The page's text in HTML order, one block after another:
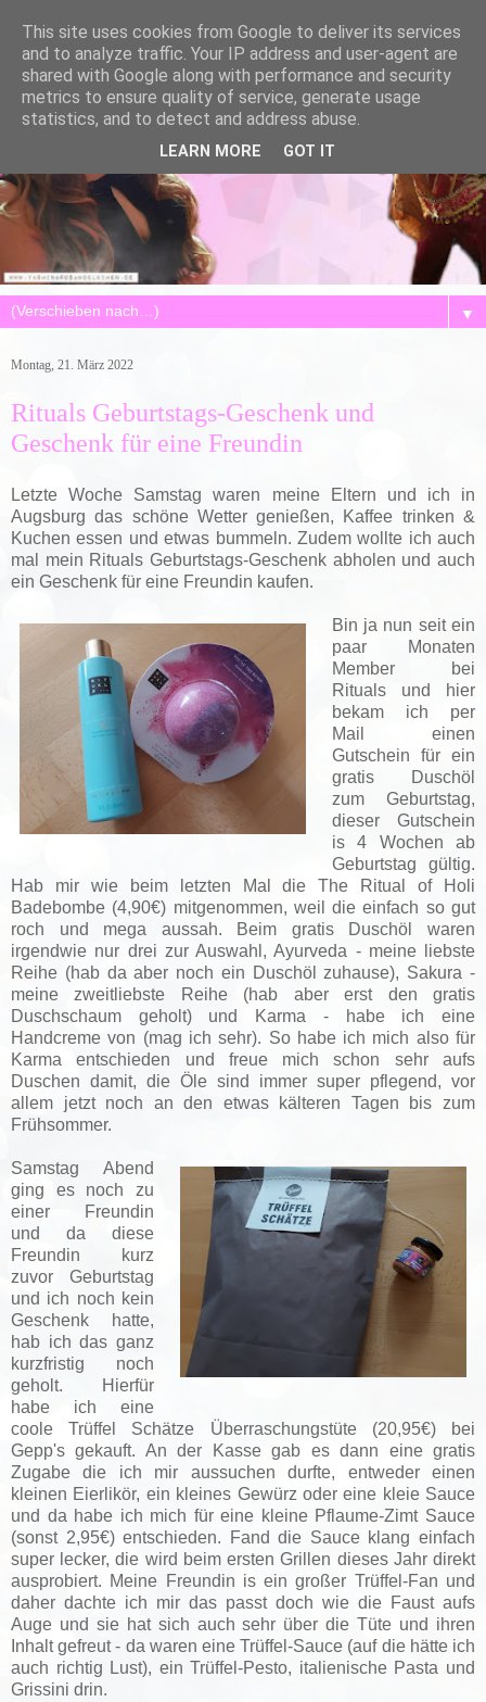
▼
Montag, 21. März 2022
Rituals Geburtstags-Geschenk und
Geschenk für eine Freundin
Letzte Woche Samstag waren meine Eltern und ich in
Augsburg das schöne Wetter genießen, Kaffee trinken &
Kuchen essen und etwas bummeln. Zudem wollte ich auch
mal mein Rituals Geburtstags-Geschenk abholen und auch
ein Geschenk für eine Freundin kaufen.
Bin ja nun seit ein
paar Monaten
Member bei
Rituals und hier
bekam ich per
Mail einen
Gutschein für ein
gratis Duschöl
zum Geburtstag,
dieser Gutschein
is 4 Wochen ab
Geburtstag gültig.
Hab mir wie beim letzten Mal die The Ritual of Holi
Badebombe (4,90€) mitgenommen, weil die einfach so gut
roch und mega aussah. Beim gratis Duschöl waren
irgendwie nur drei zur Auswahl, Ayurveda - meine liebste
Reihe (hab da aber noch ein Duschöl zuhause), Sakura -
meine zweitliebste Reihe (hab aber erst den gratis
Duschschaum geholt) und Karma - habe ich eine
Handcreme von (mag ich sehr). So habe ich mich also für
Karma entschieden und freue mich schon sehr aufs
Duschen damit, die Öle sind immer super pflegend, vor
allem jetzt noch an den etwas kälteren Tagen bis zum
Frühsommer.
Samstag Abend
ging es noch zu
einer Freundin
und da diese
Freundin kurz
zuvor Geburtstag
und ich noch kein
Geschenk hatte,
hab ich das ganz
kurzfristig noch
geholt. Hierfür
habe ich eine
coole Trüffel Schätze Überraschungstüte (20,95€) bei
Gepp's gekauft. An der Kasse gab es dann eine gratis
Zugabe die ich mir aussuchen durfte, entweder einen
kleinen Eierlikör, ein kleines Gewürz oder eine kleie Sauce
und da habe ich mich für eine kleine Pflaume-Zimt Sauce
(sonst 2,95€) entschieden. Fand die Sauce klang einfach
super lecker, die wird beim ersten Grillen dieses Jahr direkt
ausprobiert. Meine Freundin is ein großer Trüffel-Fan und
daher dachte ich mir das passt doch wie die Faust aufs
Auge und sie hat sich auch sehr über die Tüte und ihren
Inhalt gefreut - da waren eine Trüffel-Sauce (auf die hätte ich
auch richtig Lust), ein Trüffel-Pesto, italienische Pasta und
Grissini drin.
This site uses cookies from Google to deliver its services
and to analyze traffic. Your IP address and user-agent are
shared with Google along with performance and security
metrics to ensure quality of service, generate usage
statistics, and to detect and address abuse.
LEARN MORE GOT IT